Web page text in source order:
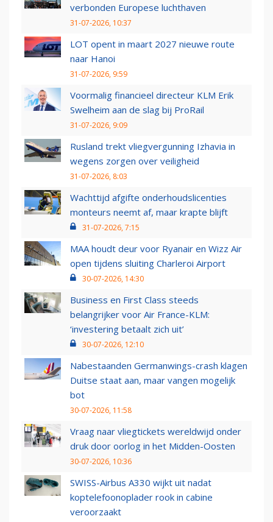
verbonden Europese luchthaven
31-07-2026, 10:37
LOT opent in maart 2027 nieuwe route
naar Hanoi
31-07-2026, 9:59
Voormalig financieel directeur KLM Erik
Swelheim aan de slag bij ProRail
31-07-2026, 9:09
Rusland trekt vliegvergunning Izhavia in
wegens zorgen over veiligheid
31-07-2026, 8:03
Wachttijd afgifte onderhoudslicenties
monteurs neemt af, maar krapte blijft
31-07-2026, 7:15
MAA houdt deur voor Ryanair en Wizz Air
open tijdens sluiting Charleroi Airport
30-07-2026, 14:30
Business en First Class steeds
belangrijker voor Air France-KLM:
‘investering betaalt zich uit’
30-07-2026, 12:10
Nabestaanden Germanwings-crash klagen
Duitse staat aan, maar vangen mogelijk
bot
30-07-2026, 11:58
Vraag naar vliegtickets wereldwijd onder
druk door oorlog in het Midden-Oosten
30-07-2026, 10:36
SWISS-Airbus A330 wijkt uit nadat
koptelefoonoplader rook in cabine
veroorzaakt